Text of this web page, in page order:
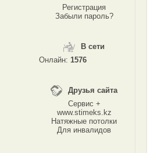
Регистрация
Забыли пароль?
В сети
Онлайн: 1576
Друзья сайта
Сервис +
www.stimeks.kz
Натяжные потолки
Для инвалидов